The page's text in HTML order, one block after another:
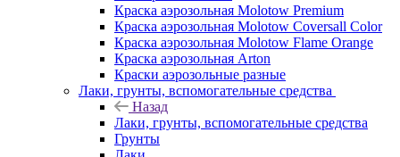
Краска аэрозольная Molotow Premium
Краска аэрозольная Molotow Coversall Color
Краска аэрозольная Molotow Flame Orange
Краска аэрозольная Arton
Краски аэрозольные разные
Лаки, грунты, вспомогательные средства
Назад
Лаки, грунты, вспомогательные средства
Грунты